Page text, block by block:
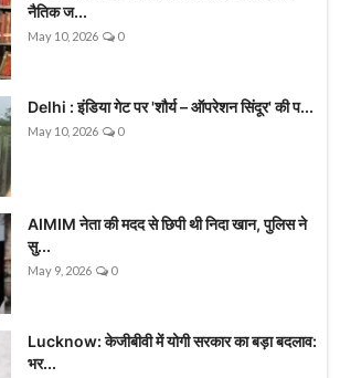
नैतिक ज...
May 10, 2026 0
Delhi : इंडिया गेट पर 'शौर्य – ऑपरेशन सिंदूर' की प...
May 10, 2026 0
AIMIM नेता की मदद से छिपी थी निदा खान, पुलिस ने
सु...
May 9, 2026 0
Lucknow: केजीबीवी में योगी सरकार का बड़ा बदलाव:
भर...